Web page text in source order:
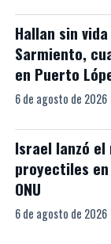
Hallan sin
Sarmiento,
en Puerto
6 de agosto de 2026
Israel lanzó
proyectiles
ONU
6 de agosto de 2026